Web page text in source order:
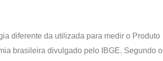
diferente da utilizada para medir o Produto
brasileira divulgado pelo IBGE. Segundo o